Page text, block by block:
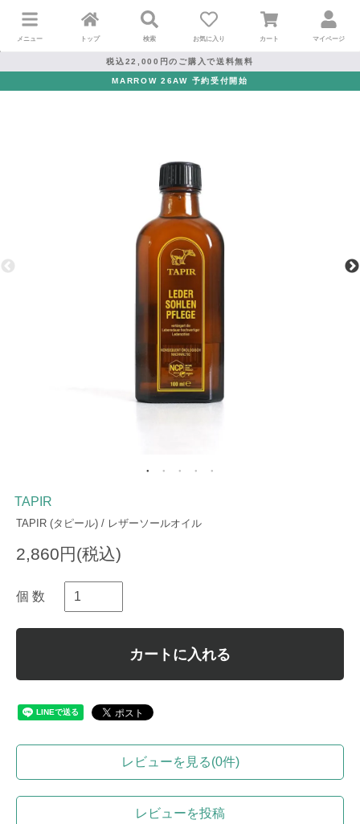
メニュー トップ 検索 お気に入り カート マイページ
税込22,000円のご購入で送料無料
MARROW 26AW 予約受付開始
TAPIR
TAPIR (タピール) / レザーソールオイル
2,860円(税込)
個 数
カートに入れる
レビューを見る(0件)
レビューを投稿